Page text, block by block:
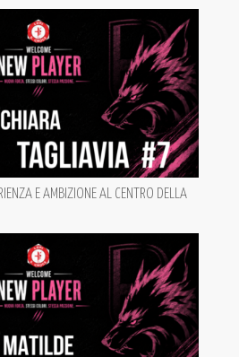
E AMBIZIONE AL CENTRO DELLA